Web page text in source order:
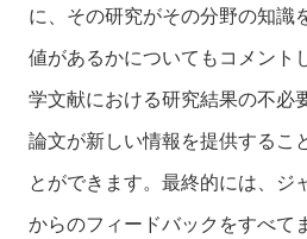
に、その研究がその分野の知識
値があるかについてもコメント
学文献における研究結果の不必
論文が新しい情報を提供するこ
とができます。最終的には、ジ
からのフィードバックをすべて